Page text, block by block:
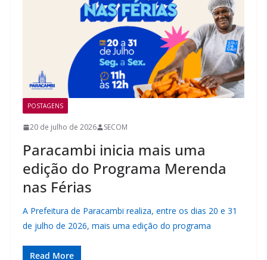
POSTAGENS
20 de julho de 2026 SECOM
Paracambi inicia mais uma
edição do Programa Merenda
nas Férias
A Prefeitura de Paracambi realiza, entre os dias 20 e 31
de julho de 2026, mais uma edição do programa
Read More